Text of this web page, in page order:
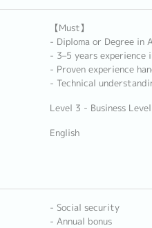
【Must】
- Diploma or Degree in
- 3–5 years experience
- Proven experience
- Technical
Level 3 - Business Level
English
- Social security
- Annual bonus